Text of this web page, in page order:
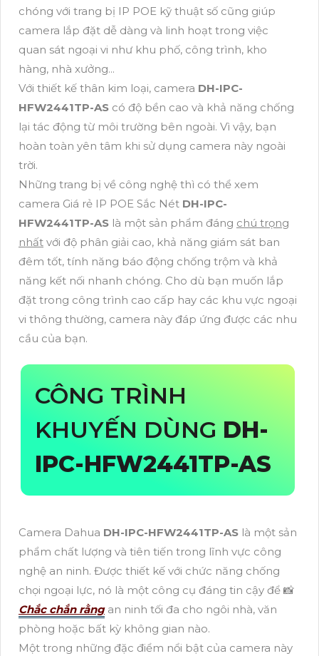
chóng với trang bị IP POE kỹ thuật số cũng giúp
camera lắp đặt dễ dàng và linh hoạt trong việc
quan sát ngoại vi như khu phố, công trình, kho
hàng, nhà xưởng...
Với thiết kế thân kim loại, camera DH-IPC-
HFW2441TP-AS có độ bền cao và khả năng chống
lại tác động từ môi trường bên ngoài. Vì vậy, bạn
hoàn toàn yên tâm khi sử dụng camera này ngoài
trời.
Những trang bị về công nghệ thì có thể xem
camera Giá rẻ IP POE Sắc Nét DH-IPC-
HFW2441TP-AS là một sản phẩm đáng chú trọng
nhất với độ phân giải cao, khả năng giám sát ban
đêm tốt, tính năng báo động chống trộm và khả
năng kết nối nhanh chóng. Cho dù bạn muốn lắp
đặt trong công trình cao cấp hay các khu vực ngoại
vi thông thường, camera này đáp ứng được các nhu
cầu của bạn.
CÔNG TRÌNH
KHUYẾN DÙNG DH-
IPC-HFW2441TP-AS
Camera Dahua DH-IPC-HFW2441TP-AS là một sản
phẩm chất lượng và tiên tiến trong lĩnh vực công
nghệ an ninh. Được thiết kế với chức năng chống
chọi ngoại lực, nó là một công cụ đáng tin cậy để 📸
Chắc chắn rằngan ninh tối đa cho ngôi nhà, văn
phòng hoặc bất kỳ không gian nào.
Một trong những đặc điểm nổi bật của camera này